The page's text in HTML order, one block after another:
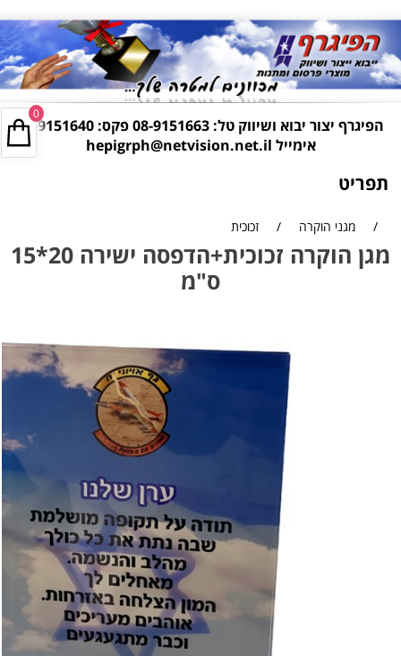
הפיגרף יצור יבוא ושיווק טל: 08-9151663
פקס: 08-9151640
אימייל hepigrph@netvision.net.il
תפריט
/ מגני הוקרה / זכוכית
מגן הוקרה זכוכית+הדפסה ישירה 20*15
ס"מ
0